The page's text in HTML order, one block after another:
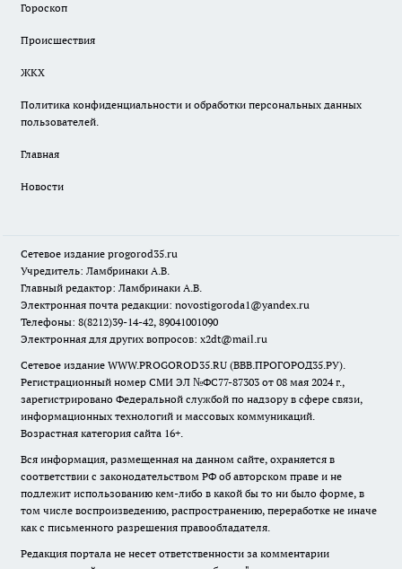
Гороскоп
Происшествия
ЖКХ
Политика конфиденциальности и обработки персональных данных
пользователей.
Главная
Новости
Сетевое издание progorod35.ru
Учредитель: Ламбринаки А.В.
Главный редактор: Ламбринаки А.В.
Электронная почта редакции: novostigoroda1@yandex.ru
Телефоны: 8(8212)39-14-42, 89041001090
Электронная для других вопросов: x2dt@mail.ru
Сетевое издание WWW.PROGOROD35.RU (ВВВ.ПРОГОРОД35.РУ).
Регистрационный номер СМИ ЭЛ №ФС77-87303 от 08 мая 2024 г.,
зарегистрировано Федеральной службой по надзору в сфере связи,
информационных технологий и массовых коммуникаций.
Возрастная категория сайта 16+.
Вся информация, размещенная на данном сайте, охраняется в
соответствии с законодательством РФ об авторском праве и не
подлежит использованию кем-либо в какой бы то ни было форме, в
том числе воспроизведению, распространению, переработке не иначе
как с письменного разрешения правообладателя.
Редакция портала не несет ответственности за комментарии